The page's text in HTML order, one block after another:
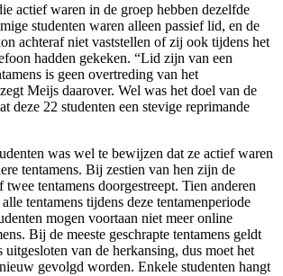
actief waren in de groep hebben dezelfde
studenten waren alleen passief lid, en de
achteraf niet vaststellen of zij ook tijdens het
hadden gekeken. “Lid zijn van een
is geen overtreding van het
Meijs daarover. Wel was het doel van de
deze 22 studenten een stevige reprimande
was wel te bewijzen dat ze actief waren
tentamens. Bij zestien van hen zijn de
twee tentamens doorgestreept. Tien anderen
tentamens tijdens deze tentamenperiode
mogen voortaan niet meer online
Bij de meeste geschrapte tentamens geldt
uitgesloten van de herkansing, dus moet het
gevolgd worden. Enkele studenten hangt